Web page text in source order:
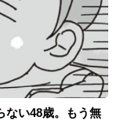
ない48歳。もう無